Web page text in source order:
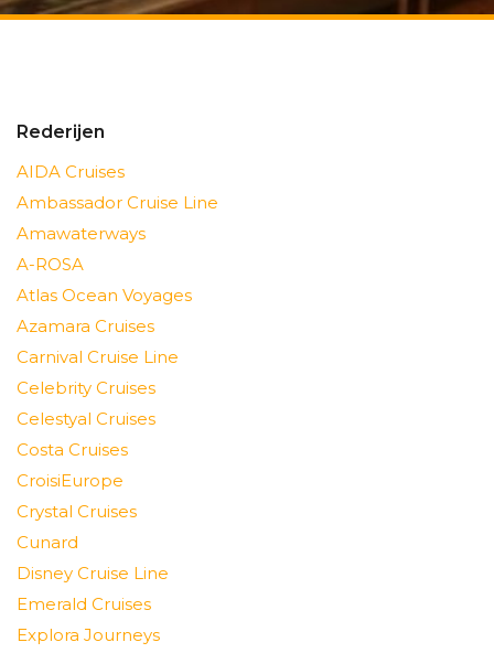
Rederijen
AIDA Cruises
Ambassador Cruise Line
Amawaterways
A-ROSA
Atlas Ocean Voyages
Azamara Cruises
Carnival Cruise Line
Celebrity Cruises
Celestyal Cruises
Costa Cruises
CroisiEurope
Crystal Cruises
Cunard
Disney Cruise Line
Emerald Cruises
Explora Journeys